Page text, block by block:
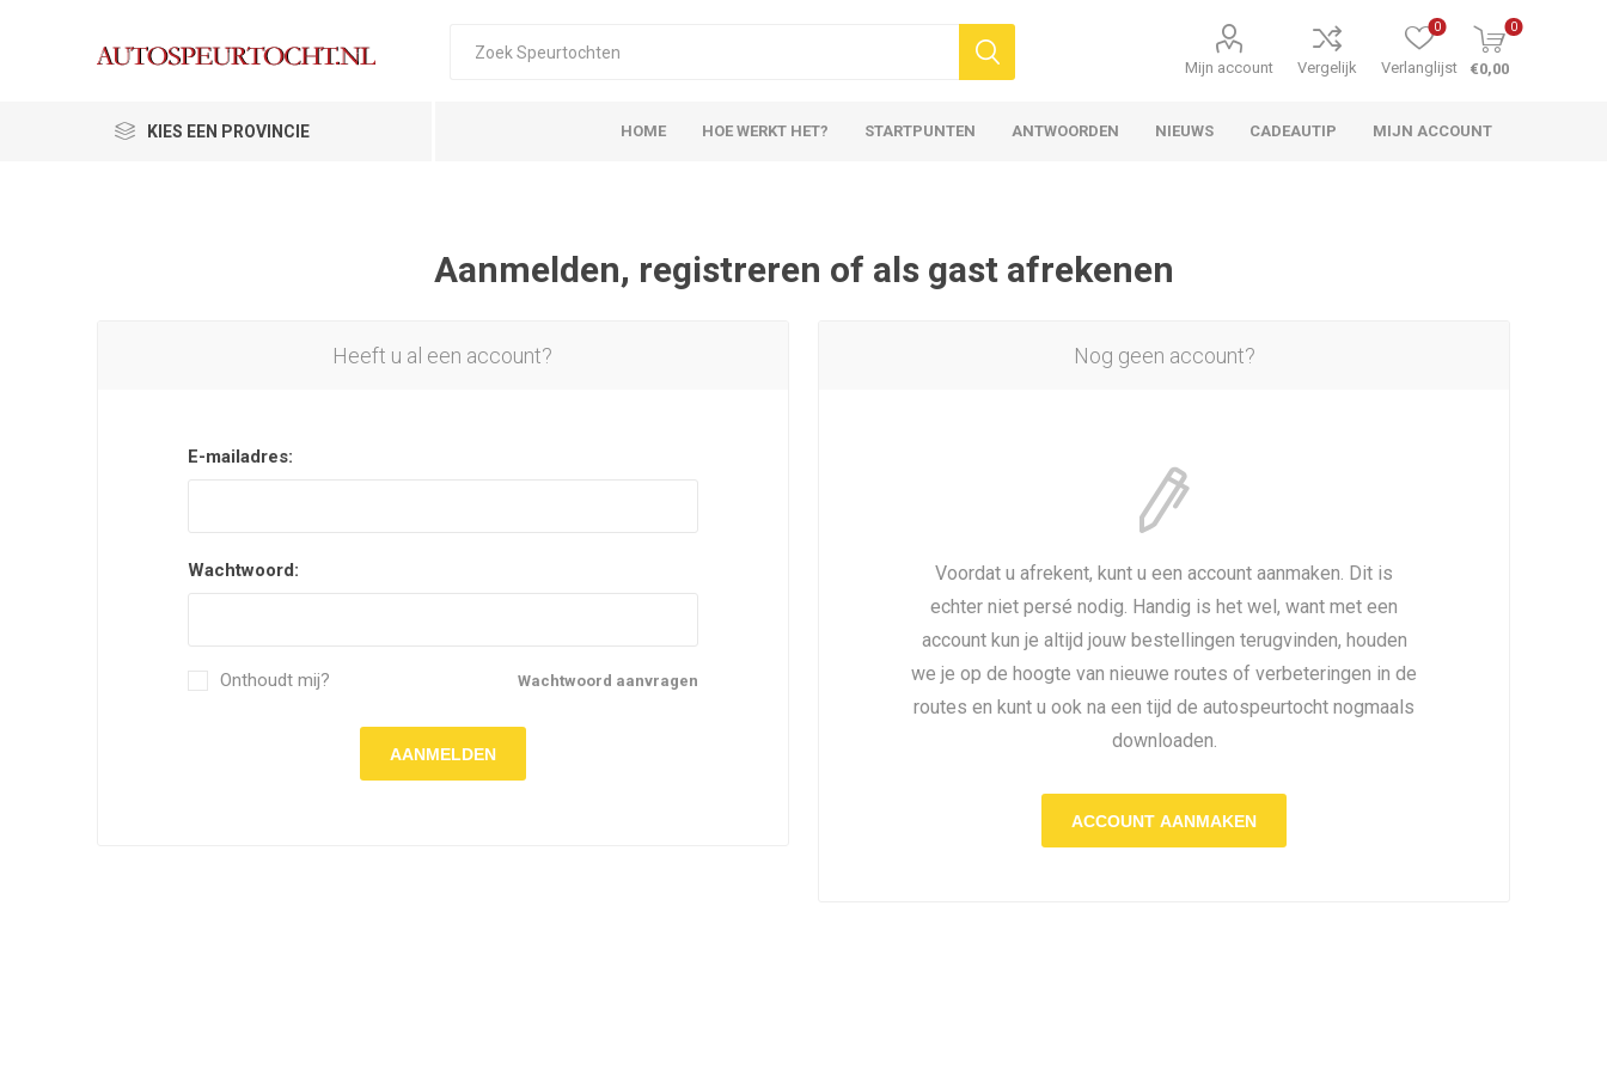
Mijn account Vergelijk Verlanglijst
0 0
€0,00
KIES EEN PROVINCIE HOME HOE WERKT HET? STARTPUNTEN ANTWOORDEN NIEUWS CADEAUTIP MIJN ACCOUNT
Aanmelden, registreren of als gast afrekenen
Nog geen account?
Voordat u afrekent, kunt u een account aanmaken. Dit is
echter niet persé nodig. Handig is het wel, want met een
account kun je altijd jouw bestellingen terugvinden, houden
we je op de hoogte van nieuwe routes of verbeteringen in de
routes en kunt u ook na een tijd de autospeurtocht nogmaals
downloaden.
ACCOUNT AANMAKEN
Heeft u al een account?
E-mailadres:
Wachtwoord:
Wachtwoord aanvragen
Onthoudt mij?
AANMELDEN